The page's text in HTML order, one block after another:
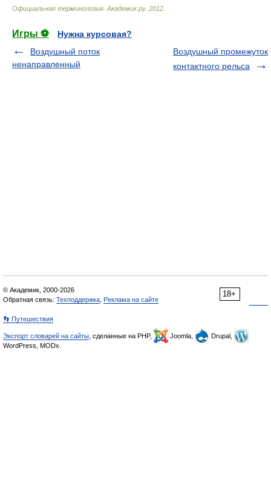
Официальная терминология Академик.ру. 2012
Игры ⚽
Нужна курсовая?
Воздушный поток
ненаправленный
Воздушный промежуток
контактного рельса
18+
© Академик, 2000-2026
Обратная связь: Техподдержка Реклама на сайте
👣 Путешествия
Экспорт словарей на сайты , сделанные на PHP, Joomla,
Drupal,
WordPress, MODx.